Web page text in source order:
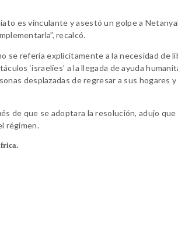
es vinculante y asestó un golpe a
recalcó.
se refería explícitamente a la necesidad de
‘israelíes’ a la llegada de ayuda
desplazadas de regresar a sus hogares y
de que se adoptara la resolución, adujo que
régimen.